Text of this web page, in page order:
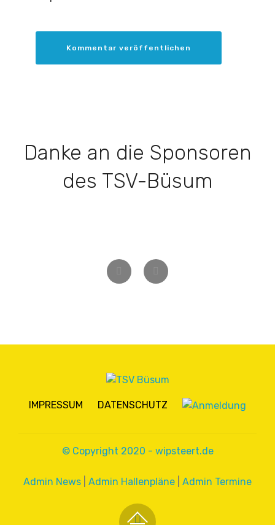
Kommentar veröffentlichen
Danke an die Sponsoren
des TSV-Büsum
Zurück Weiter
IMPRESSUM DATENSCHUTZ
© Copyright 2020 - wipsteert.de
Admin News Admin Hallenpläne Admin Termine